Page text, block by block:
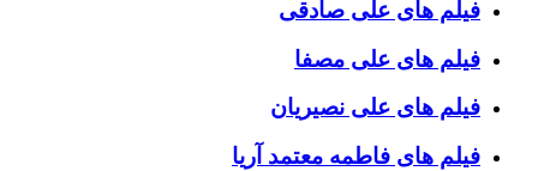
فیلم های علی صادقی
فیلم های علی مصفا
فیلم های علی نصیریان
فیلم های فاطمه معتمد آریا